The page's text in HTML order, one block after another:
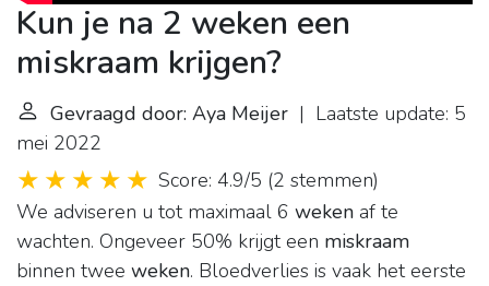
Kun je na 2 weken een
miskraam krijgen?
Gevraagd door: Aya Meijer | Laatste update: 5
mei 2022
Score: 4.9/5 (2 stemmen)
We adviseren u tot maximaal 6 weken af te
wachten. Ongeveer 50% krijgt een miskraam
binnen twee weken. Bloedverlies is vaak het eerste